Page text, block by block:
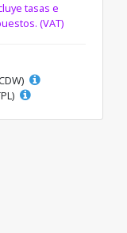
tasas e
(VAT)